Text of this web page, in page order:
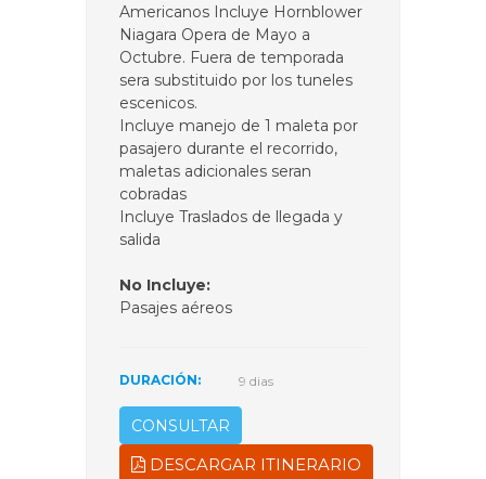
Americanos Incluye Hornblower
Niagara Opera de Mayo a
Octubre. Fuera de temporada
sera substituido por los tuneles
escenicos.
Incluye manejo de 1 maleta por
pasajero durante el recorrido,
maletas adicionales seran
cobradas
Incluye Traslados de llegada y
salida
No Incluye:
Pasajes aéreos
DURACIÓN: 9 dias
CONSULTAR
DESCARGAR ITINERARIO